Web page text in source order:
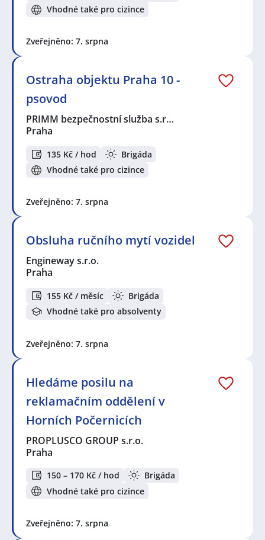
Vhodné také pro cizince
Zveřejněno: 7. srpna
Ostraha objektu Praha 10 -
psovod
PRIMM bezpečnostní služba s.r…
Praha
135 Kč / hod
Brigáda
Vhodné také pro cizince
Zveřejněno: 7. srpna
Obsluha ručního mytí vozidel
Engineway s.r.o.
Praha
155 Kč / měsíc
Brigáda
Vhodné také pro absolventy
Zveřejněno: 7. srpna
Hledáme posilu na
reklamačním oddělení v
Horních Počernicích
PROPLUSCO GROUP s.r.o.
Praha
150 – 170 Kč / hod
Brigáda
Vhodné také pro cizince
Zveřejněno: 7. srpna